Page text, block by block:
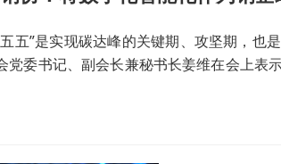
五”是实现碳达峰的关键期、攻坚期，也
党委书记、副会长兼秘书长姜维在会上表